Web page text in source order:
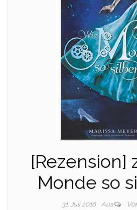
[Rezension]
Monde so
31. Juli 2016 Aus